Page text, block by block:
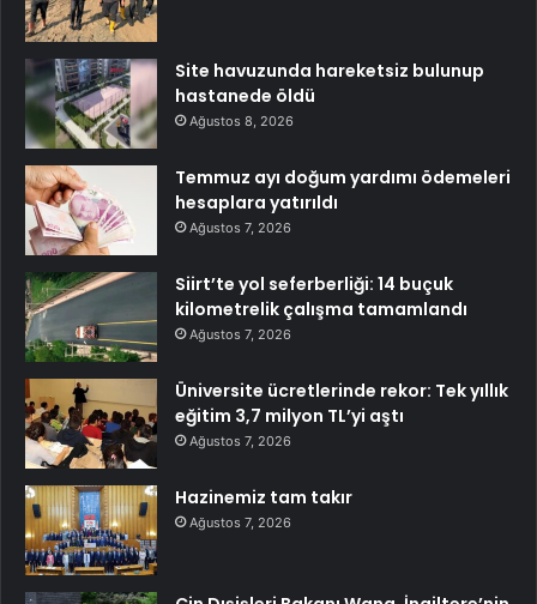
Site havuzunda hareketsiz bulunup
hastanede öldü
Ağustos 8, 2026
Temmuz ayı doğum yardımı ödemeleri
hesaplara yatırıldı
Ağustos 7, 2026
Siirt’te yol seferberliği: 14 buçuk
kilometrelik çalışma tamamlandı
Ağustos 7, 2026
Üniversite ücretlerinde rekor: Tek yıllık
eğitim 3,7 milyon TL’yi aştı
Ağustos 7, 2026
Hazinemiz tam takır
Ağustos 7, 2026